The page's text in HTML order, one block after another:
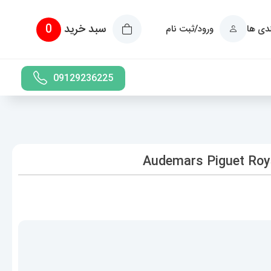
ها ورود/ثبت نام سبد خرید 0
09129236225